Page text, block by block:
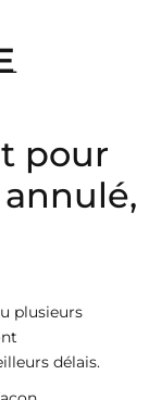
pour
plusieurs
délais.